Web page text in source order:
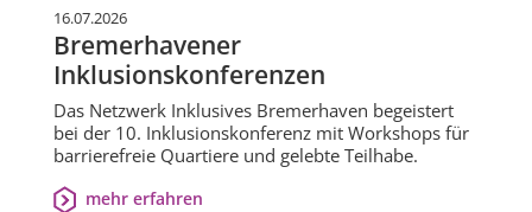
16.07.2026
Bremerhavener
Inklusionskonferenzen
Das Netzwerk Inklusives Bremerhaven begeistert
bei der 10. Inklusionskonferenz mit Workshops für
barrierefreie Quartiere und gelebte Teilhabe.
mehr erfahren